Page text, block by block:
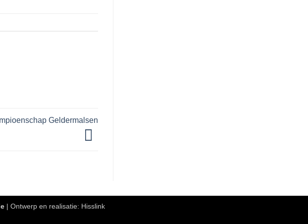
Geldermalsen
| Ontwerp en realisatie: Hisslink